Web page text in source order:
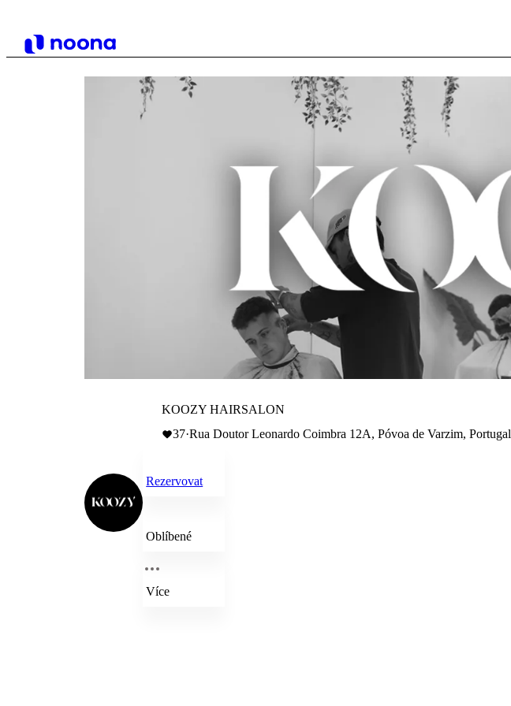
KOOZY HAIRSALON
37·Rua Doutor Leonardo Coimbra 12A, Póvoa de Varzim, Portugal
Rezervovat
Oblíbené
Více